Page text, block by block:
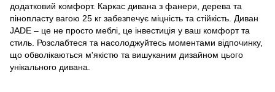
додатковий комфорт. Каркас дивана з фанери, дерева та
пінопласту вагою 25 кг забезпечує міцність та стійкість. Диван
JADE – це не просто меблі, це інвестиція у ваш комфорт та
стиль. Розслабтеся та насолоджуйтесь моментами відпочинку,
що обволікаються м'якістю та вишуканим дизайном цього
унікального дивана.